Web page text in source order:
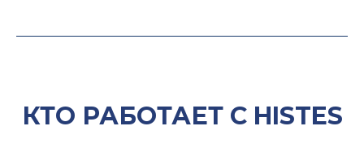
КТО РАБОТАЕТ С HISTES